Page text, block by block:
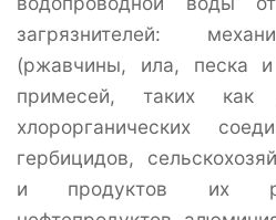
загрязнителей:
(ржавчины, ила, песка
примесей, таких как
хлорорганических
гербицидов,
и продуктов их